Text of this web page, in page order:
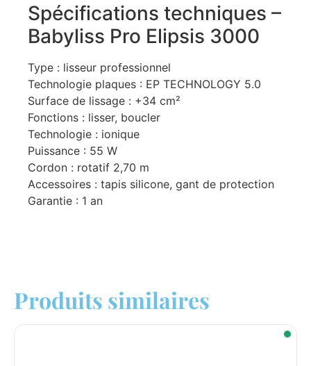
Spécifications techniques –
Babyliss Pro Elipsis 3000
Type : lisseur professionnel
Technologie plaques : EP TECHNOLOGY 5.0
Surface de lissage : +34 cm²
Fonctions : lisser, boucler
Technologie : ionique
Puissance : 55 W
Cordon : rotatif 2,70 m
Accessoires : tapis silicone, gant de protection
Garantie : 1 an
Produits similaires